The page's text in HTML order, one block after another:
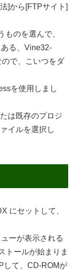
]から[FTPサイト]
のを選んで、
る、Vine32-
で、こいつをダ
を使用しまし
は既存のプロジ
イルを選択し
にセットして、
ーが表示される
トールが始まりま
して、CD-ROMが